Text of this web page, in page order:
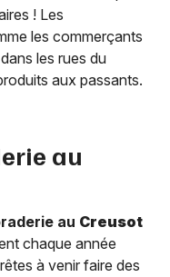
! Les
les commerçants
les rues du
aux passants.
au
au Creusot
chaque année
à venir faire des